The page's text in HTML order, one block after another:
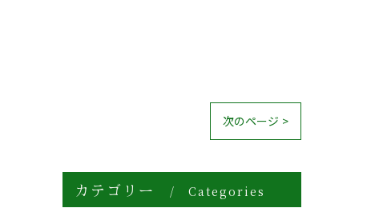
次のページ >
カテゴリー Categories